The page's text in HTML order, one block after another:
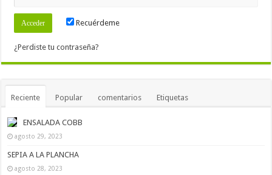
Recuérdeme
¿Perdiste tu contraseña?
Reciente Popular comentarios Etiquetas
ENSALADA COBB
agosto 29, 2023
SEPIA A LA PLANCHA
agosto 28, 2023